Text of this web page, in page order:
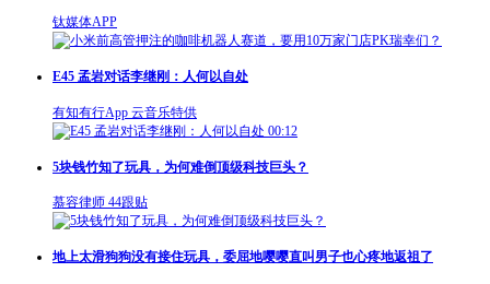
钛媒体APP
E45 孟岩对话李继刚：人何以自处
有知有行App 云音乐特供
00:12
5块钱竹知了玩具，为何难倒顶级科技巨头？
慕容律师 44跟贴
地上太滑狗狗没有接住玩具，委屈地嘤嘤直叫男子也心疼地返祖了